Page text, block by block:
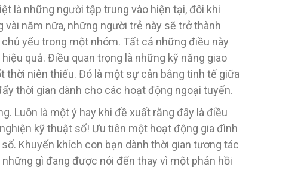
là những người tập trung vào hiện tại, đôi khi
năm nữa, những người trẻ này sẽ trở thành
yếu trong một nhóm. Tất cả những điều này
quả. Điều quan trọng là những kỹ năng giao
niên thiếu. Đó là một sự cân bằng tinh tế giữa
thời gian dành cho các hoạt động ngoại tuyến.
Luôn là một ý hay khi đề xuất rằng đây là điều
kỹ thuật số! Ưu tiên một hoạt động gia đình
Khuyến khích con bạn dành thời gian tương tác
gì đang được nói đến thay vì một phản hồi